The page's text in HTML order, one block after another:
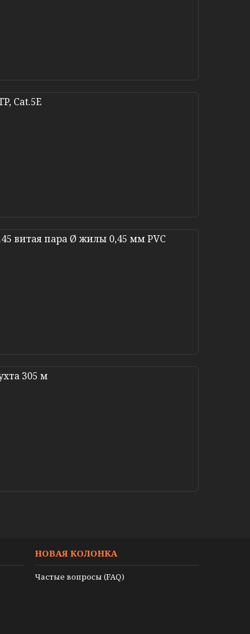
Cat.5E
витая пара Ø жилы 0,45 мм PVC
305 м
НОВАЯ КОЛОНКА
Частые вопросы (FAQ)